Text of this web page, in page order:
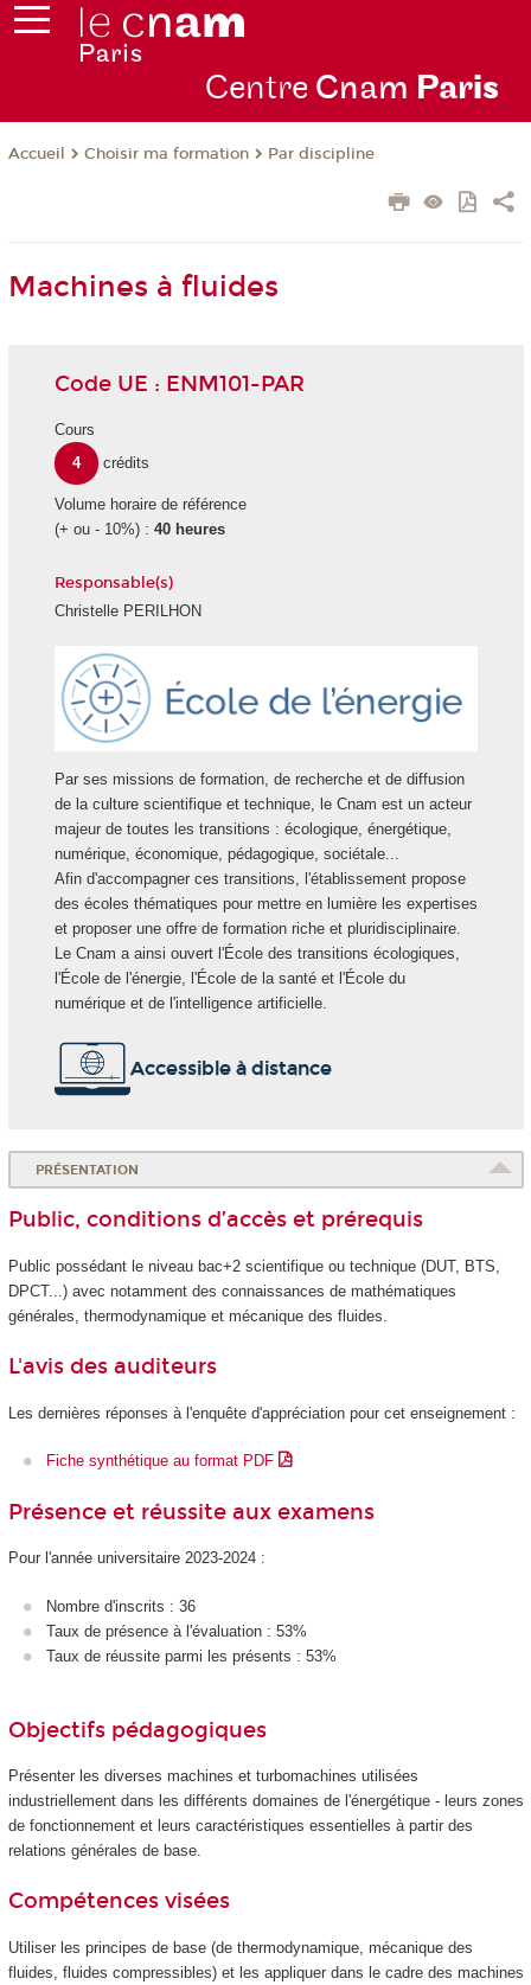
Centre Cnam Paris
Accueil Choisir ma formation Par discipline
Machines à fluides
Code UE : ENM101-PAR
Cours
4
crédits
Volume horaire de référence
(+ ou - 10%) : 40 heures
Responsable(s)
Christelle PERILHON
Par ses missions de formation, de recherche et de diffusion
de la culture scientifique et technique, le Cnam est un acteur
majeur de toutes les transitions : écologique, énergétique,
numérique, économique, pédagogique, sociétale...
Afin d'accompagner ces transitions, l'établissement propose
des écoles thématiques pour mettre en lumière les expertises
et proposer une offre de formation riche et pluridisciplinaire.
Le Cnam a ainsi ouvert l'École des transitions écologiques,
l'École de l'énergie, l'École de la santé et l'École du
numérique et de l'intelligence artificielle.
Accessible à distance
PRÉSENTATION
Public, conditions d’accès et prérequis
Public possédant le niveau bac+2 scientifique ou technique (DUT, BTS,
DPCT...) avec notamment des connaissances de mathématiques
générales, thermodynamique et mécanique des fluides.
L'avis des auditeurs
Les dernières réponses à l'enquête d'appréciation pour cet enseignement :
Fiche synthétique au format PDF
Présence et réussite aux examens
Pour l'année universitaire 2023-2024 :
Nombre d'inscrits : 36
Taux de présence à l'évaluation : 53%
Taux de réussite parmi les présents : 53%
Objectifs pédagogiques
Présenter les diverses machines et turbomachines utilisées
industriellement dans les différents domaines de l'énergétique - leurs zones
de fonctionnement et leurs caractéristiques essentielles à partir des
relations générales de base.
Compétences visées
Utiliser les principes de base (de thermodynamique, mécanique des
fluides, fluides compressibles) et les appliquer dans le cadre des machines